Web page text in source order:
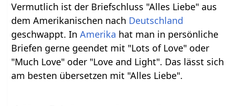
Vermutlich ist der Briefschluss "Alles Liebe" aus
dem Amerikanischen nach Deutschland
geschwappt. InAmerika hat man in persönliche
Briefen gerne geendet mit "Lots of Love" oder
"Much Love" oder "Love and Light". Das lässt sich
am besten übersetzen mit "Alles Liebe".